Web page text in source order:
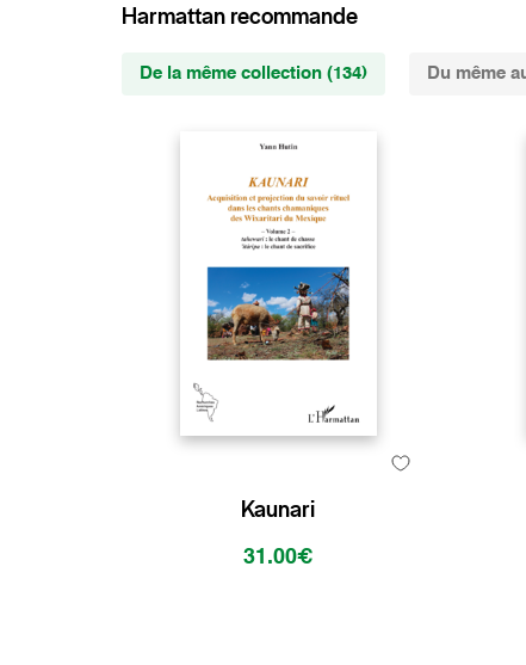
Harmattan recommande
De la même collection (134) Du même
Kaunari
31.00€